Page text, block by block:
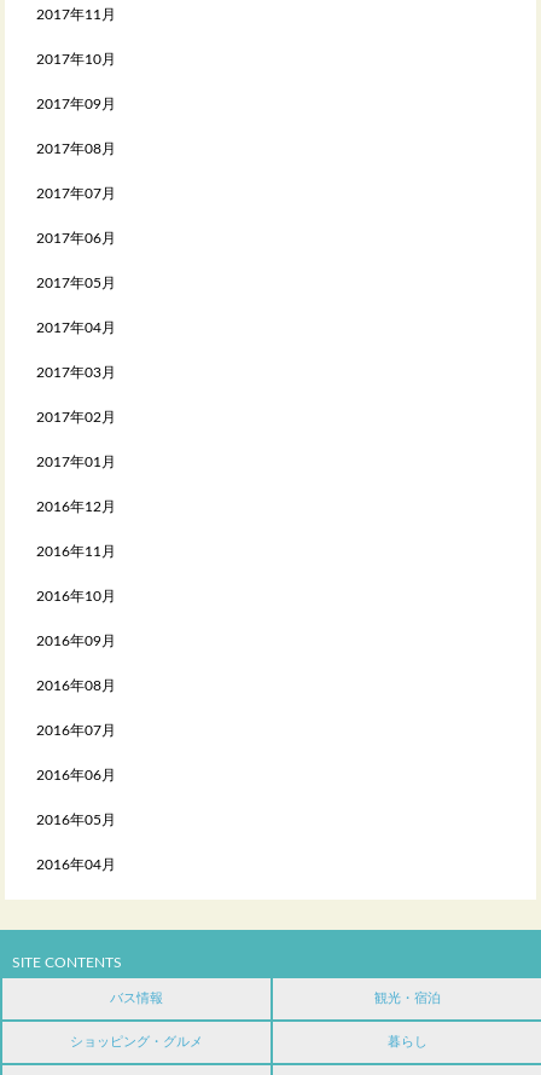
2017年11月
2017年10月
2017年09月
2017年08月
2017年07月
2017年06月
2017年05月
2017年04月
2017年03月
2017年02月
2017年01月
2016年12月
2016年11月
2016年10月
2016年09月
2016年08月
2016年07月
2016年06月
2016年05月
2016年04月
SITE CONTENTS
バス情報 観光・宿泊
ショッピング・グルメ 暮らし